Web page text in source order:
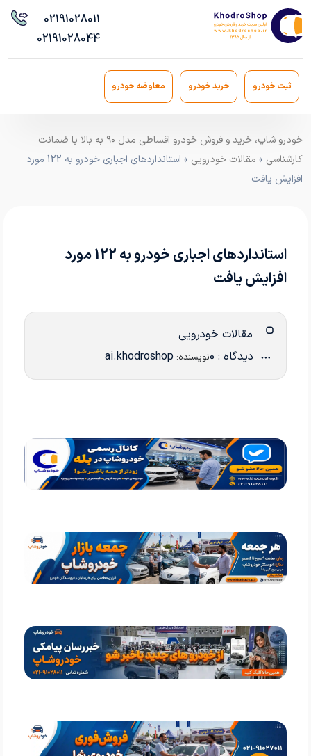
02191028011
02191028044
ثبت خودرو خرید خودرو معاوضه خودرو
خودرو شاپ، خرید و فروش خودرو اقساطی مدل ۹۰ به بالا با ضمانت
کارشناسی » مقالات خودرویی
» استانداردهای اجباری خودرو به 122 مورد
افزایش یافت
استانداردهای اجباری خودرو به 122 مورد
افزایش یافت
مقالات خودرویی
دیدگاه : 0 نویسنده: ai.khodroshop